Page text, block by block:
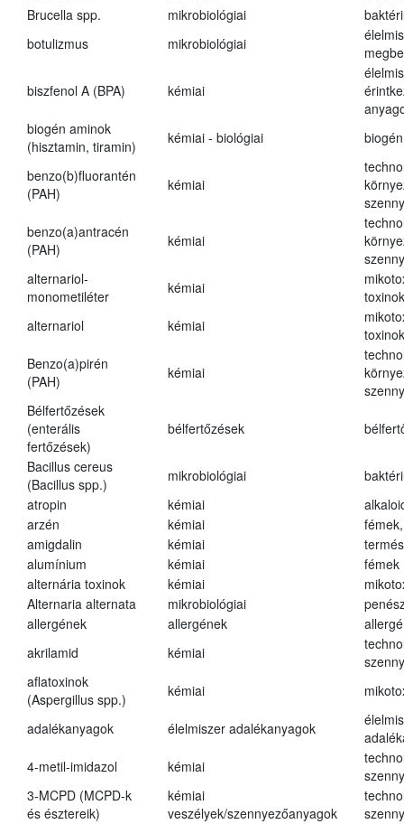
Brucella spp.
mikrobiológiai
botulizmus
mikrobiológiai
biszfenol A (BPA) kémiai
biogén aminok
(hisztamin, tiramin)
kémiai - biológiai
benzo(b)fluorantén
(PAH)
kémiai
benzo(a)antracén
(PAH)
kémiai
alternariol-
monometiléter
kémiai
toxinok
alternariol
kémiai
toxinok
Benzo(a)pirén
(PAH)
kémiai
Bélfertőzések
(enterális
fertőzések)
bélfertőzések
Bacillus cereus
(Bacillus spp.)
mikrobiológiai
atropin
kémiai
arzén
kémiai
amigdalin
kémiai
alumínium
kémiai
fémek
alternária toxinok
kémiai
Alternaria alternata
mikrobiológiai
allergének
allergének
akrilamid
kémiai
aflatoxinok
(Aspergillus spp.)
kémiai
adalékanyagok élelmiszer adalékanyagok
4-metil-imidazol
kémiai
3-MCPD (MCPD-k
és észtereik)
kémiai
veszélyek/szennyezőanyagok